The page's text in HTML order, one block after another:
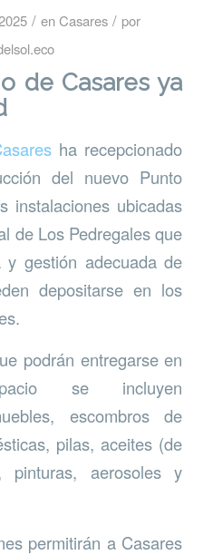
/ enCasares / por
de Casares ya
ha recepcionado
del nuevo Punto
instalaciones ubicadas
de Los Pedregales que
y gestión adecuada de
depositarse en los
podrán entregarse en
se incluyen
escombros de
pilas, aceites (de
aerosoles y
permitirán a Casares